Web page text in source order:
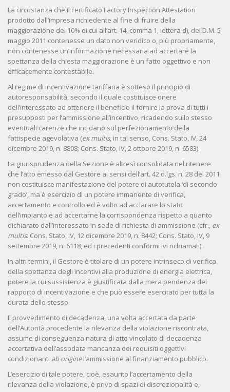
La circostanza che il certificato Factory Inspection Attestation
prodotto dall’impresa richiedente al fine di fruire della
maggiorazione del 10% di cui all’art. 14, comma 1, lettera d), del D.M. 5
maggio 2011 contenesse un dato non veridico o, più propriamente,
non contenesse un’informazione necessaria ad accertare la
spettanza della chiesta maggiorazione è un fatto oggettivo e non
efficacemente contestabile.
Al regime di incentivazione tariffaria è sotteso il principio di
autoresponsabilità, secondo il quale costituisce onere
dell’interessato ad ottenere il beneficio il fornire la prova di tutti i
presupposti per l’ammissione all’incentivo, ricadendo sullo stesso
eventuali carenze che incidano sul perfezionamento della
fattispecie agevolativa (ex multis, in tal senso, Cons. Stato, IV, 24
dicembre 2019, n. 8808; Cons. Stato, IV, 2 ottobre 2019, n. 6583).
La giurisprudenza della Sezione è altresì consolidata nel ritenere
che l’atto emesso dal Gestore ai sensi dell’art. 42 d.lgs. n. 28 del 2011
non costituisce manifestazione del potere di autotutela ‘di secondo
grado’, ma è esercizio di un potere immanente di verifica,
accertamento e controllo ed è volto ad acclarare lo stato
dell’impianto e ad accertarne la corrispondenza rispetto a quanto
dichiarato dall’interessato in sede di richiesta di ammissione (cfr., ex
multis: Cons. Stato, IV, 12 dicembre 2019, n. 8442; Cons. Stato, IV, 9
settembre 2019, n. 6118, ed i precedenti conformi ivi richiamati).
In altri termini, il Gestore è titolare di un potere intrinseco di verifica
della spettanza degli incentivi alla produzione di energia elettrica,
potere la cui sussistenza è giustificata dalla mera pendenza del
rapporto di incentivazione e che può essere esercitato per tutta la
durata dello stesso.
Il provvedimento di decadenza, una volta accertata da parte
dell’Autorità procedente la rilevanza della violazione riscontrata,
assume di conseguenza natura di atto vincolato di decadenza
accertativa dell’assodata mancanza dei requisiti oggettivi
condizionanti ab originel’ammissione al finanziamento pubblico.
L’esercizio di tale potere, cioè, esaurito l’accertamento della
rilevanza della violazione, è privo di spazi di discrezionalità e,